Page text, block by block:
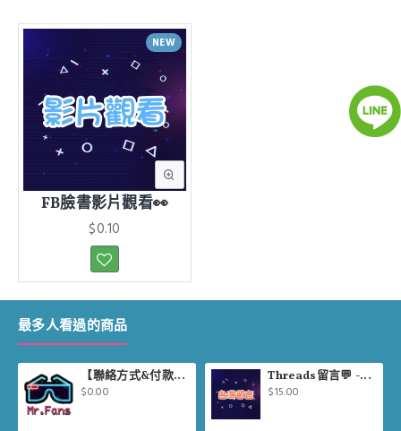
NEW
FB臉書影片觀看👀
$0.10
最多人看過的商品
【聯絡方式&付款方式說明】
$0.00
Threads留言💬 -【台灣🇹🇼】
$15.00